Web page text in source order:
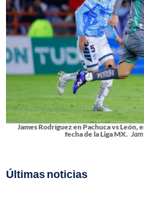
James Rodríguez en Pachuca vs
fecha de la Liga MX.
Últimas noticias